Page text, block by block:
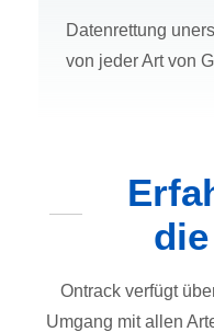
Datenrettung
von jeder Art von
Ontrack verfügt
Umgang mit allen